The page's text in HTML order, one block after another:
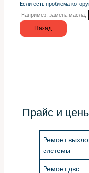
Если есть проблема
Назад
Прайс и
Ремонт
системы
Ремонт двс